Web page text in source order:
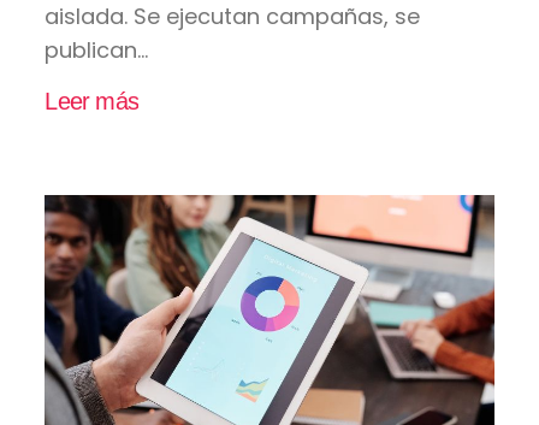
aislada. Se ejecutan campañas, se
publican...
Leer más